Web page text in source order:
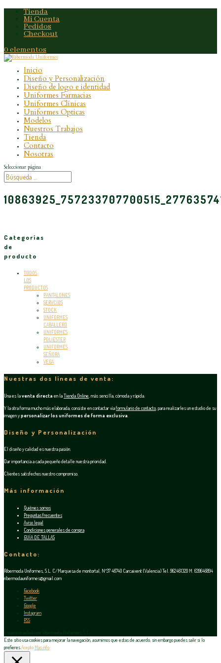
Tienda
Mi Cuenta
Pedidos
Checkout
0 elementos
Inicio
Diseño y Personalización
Diseño de logo e identidad
Uniformes Farmacias
Uniformes Clínicas
Uniformes Opticas
Modelos
Nuestros Trabajos
Tienda
Contacto
Nosotras
Seleccionar página
Categorías
de
producto
TODOS
LOS
PRODUCTOS
PANTALONES
SERVCIOS
STOCK
UNIFORMES
CABALLERO
UNIFORMES
POLIESTER
UNIFORMES
SEÑORA
VEGA
Nuestras dos líneas de venta:
Una es laventa directa en laTienda Online , más sencilla, cómoda y rápida.
Y la otra forma mucho más elaborada, consiste en contactar víaformulario de contacto , para realizarles un estudio de su
imagen ypersonalizar los uniformes de forma exclusiva
Diseño y Personalización
El diseño y calidad es nuestra pasión.
Dar importancia a cada pequeño detalle nuestra prioridad.
Clientes satisfechos nuestro compromiso.
Más información
Quiénes somos
Preguntas frecuentes
Aviso legal
Condiciones generales de compra
GUÍA DE TALLAS
Contacto:
Ribermoda Uniformes, S.L. C/Marquesa de montortal, Nº37 46740 Carcaixent (Valencia) Tel. 962461320 M. 639646894
ribermodauniformes@gmail.com
Facebook
Twitter
Google
Instagram
RSS
Este sitio usa cookies para mejorar la navegación, asumimos que estas de acuerdo, sin embargo puedes salir si lo
prefieres.Acepto Mas info